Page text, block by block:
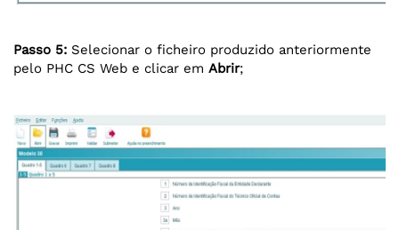
Passo 5: Selecionar o ficheiro produzido anteriormente
pelo PHC CS Web e clicar em Abrir;